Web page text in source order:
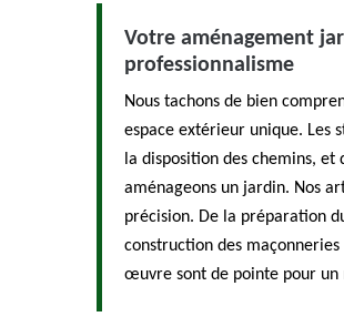
Votre aménagement
professionnalisme
Nous tachons de bien
espace extérieur unique. Les
la disposition des chemins, et
aménageons un jardin. Nos
précision. De la préparation
construction des
œuvre sont de pointe pour un